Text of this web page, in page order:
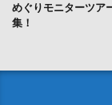
めぐりモニターツア
集！